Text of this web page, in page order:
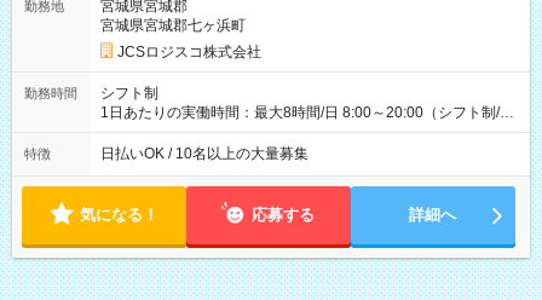
万円／週6日稼働 ・地方郊外エリア 月収40万円／週5日稼働 月
収40万円~50万円／週6日稼働 ＜モデルイメージ＞ ■月収50万
円 (27歳男性/江東区在住)※元建築関係 1日150個配達×25日勤務
(日休み) ■月収80万円(43歳男性/墨田区在住)※元営業 1日200個
勤務地
宮城県宮城郡
宮城県宮城郡七ヶ浜町
JCSロジスコ株式会社
勤務時間
シフト制
1日あたりの実働時間：最大8時間/日 8:00～20:00（シフト制/実
働8時間） ※週5日勤務（場所次第では週4も有り） ※配達状況
によって時間外での勤務可能性有り ※案件により多少の前後あ
特徴 日払いOK / 10名以上の大量募集
気になる！ 応募する 詳細へ